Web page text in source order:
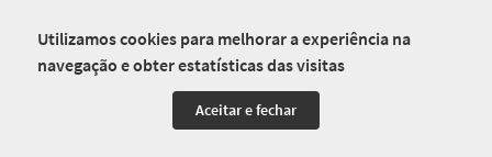
Utilizamos cookies para melhorar a experiência na
navegação e obter estatísticas das visitas
Aceitar e fechar